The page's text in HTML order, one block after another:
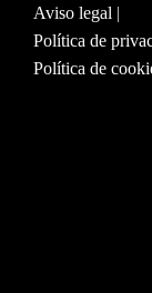
Aviso legal |
Política de
Política de